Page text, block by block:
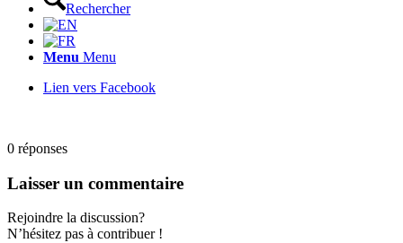
Rechercher
Menu Menu
Lien vers Facebook
0 réponses
Laisser un commentaire
Rejoindre la discussion?
N’hésitez pas à contribuer !